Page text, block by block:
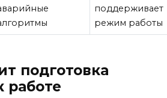
поддерживает
режим работы
подготовка
работе